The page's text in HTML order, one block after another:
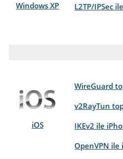
Windows XP
L2TP/IPSec
iOS
WireGuard
v2RayTun
IKEv2 ile
OpenVPN ile